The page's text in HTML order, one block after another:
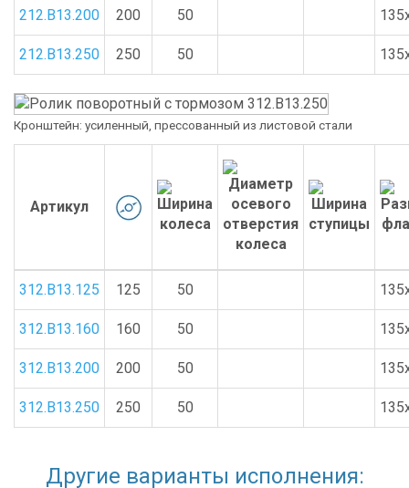
212.B13.200 200 50
212.B13.250 250 50
Кронштейн: усиленный, прессованный из листовой стали
Артикул
312.B13.125 125 50
312.B13.160 160 50
312.B13.200 200 50
312.B13.250 250 50
Другие варианты исполнения: